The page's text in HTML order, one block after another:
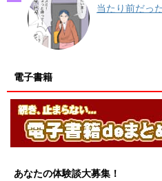
当たり前だっ
電子書籍
あなたの体験談大募集！